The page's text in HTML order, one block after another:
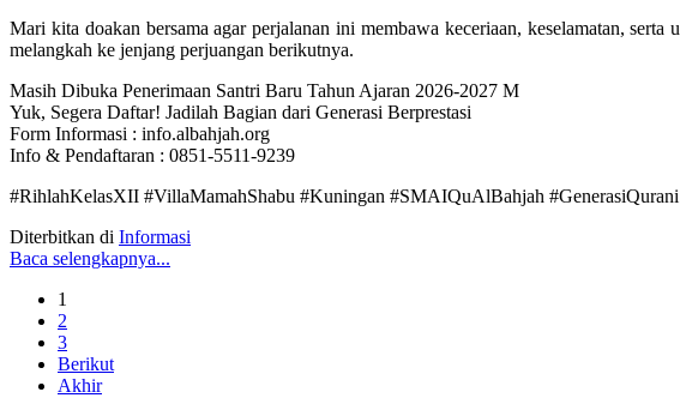
Mari kita doakan bersama agar perjalanan ini membawa keceriaan, keselamatan,
melangkah ke jenjang perjuangan berikutnya.
Masih Dibuka Penerimaan Santri Baru Tahun Ajaran 2026-2027 M
Yuk, Segera Daftar! Jadilah Bagian dari Generasi Berprestasi
Form Informasi : info.albahjah.org
Info & Pendaftaran : 0851-5511-9239
#RihlahKelasXII #VillaMamahShabu #Kuningan #SMAIQuAlBahjah
Diterbitkan di Informasi
Baca selengkapnya...
1
2
3
Berikut
Akhir